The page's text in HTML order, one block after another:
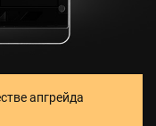
апгрейда